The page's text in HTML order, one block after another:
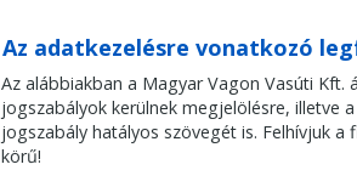
Az adatkezelésre vonatkozó
Az alábbiakban a Magyar Vagon Vasúti
jogszabályok kerülnek megjelölésre, illetve
jogszabály hatályos szövegét is. Felhívjuk
körű!